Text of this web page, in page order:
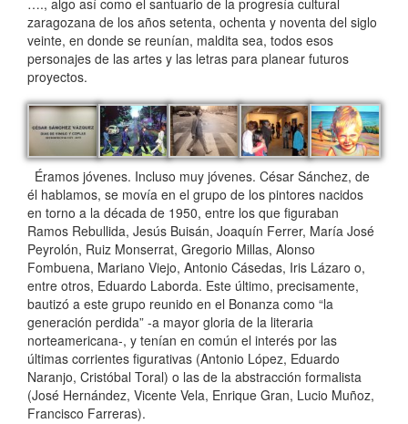
…., algo así como el santuario de la progresía cultural
zaragozana de los años setenta, ochenta y noventa del siglo
veinte, en donde se reunían, maldita sea, todos esos
personajes de las artes y las letras para planear futuros
proyectos.
Éramos jóvenes. Incluso muy jóvenes. César Sánchez, de
él hablamos, se movía en el grupo de los pintores nacidos
en torno a la década de 1950, entre los que figuraban
Ramos Rebullida, Jesús Buisán, Joaquín Ferrer, María José
Peyrolón, Ruiz Monserrat, Gregorio Millas, Alonso
Fombuena, Mariano Viejo, Antonio Cásedas, Iris Lázaro o,
entre otros, Eduardo Laborda. Este último, precisamente,
bautizó a este grupo reunido en el Bonanza como “la
generación perdida” -a mayor gloria de la literaria
norteamericana-, y tenían en común el interés por las
últimas corrientes figurativas (Antonio López, Eduardo
Naranjo, Cristóbal Toral) o las de la abstracción formalista
(José Hernández, Vicente Vela, Enrique Gran, Lucio Muñoz,
Francisco Farreras).